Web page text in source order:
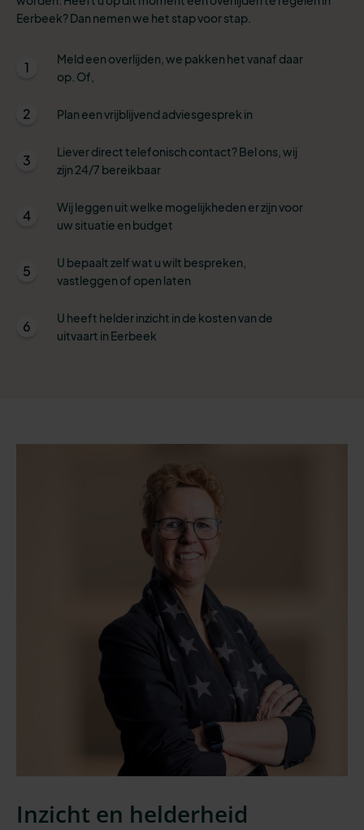
Eerbeek? Dan nemen we het stap voor stap.
1
Meld een overlijden, we pakken het vanaf daar
op. Of,
2 Plan een vrijblijvend adviesgesprek in
3
Liever direct telefonisch contact? Bel ons, wij
zijn 24/7 bereikbaar
4
Wij leggen uit welke mogelijkheden er zijn voor
uw situatie en budget
5
U bepaalt zelf wat u wilt bespreken,
vastleggen of open laten
6
U heeft helder inzicht in de kosten van de
uitvaart in Eerbeek
Inzicht en helderheid